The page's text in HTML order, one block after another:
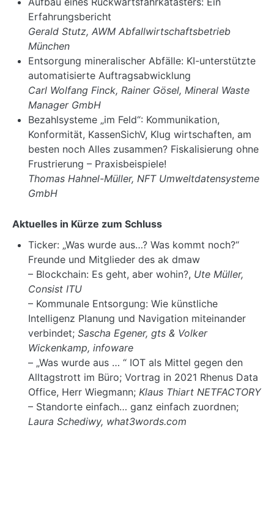
Erfahrungsbericht
Gerald Stutz, AWM Abfallwirtschaftsbetrieb
München
Entsorgung mineralischer Abfälle: KI-unterstützte
automatisierte Auftragsabwicklung
Carl Wolfang Finck, Rainer Gösel, Mineral Waste
Manager GmbH
Bezahlsysteme „im Feld“: Kommunikation,
Konformität, KassenSichV, Klug wirtschaften, am
besten noch Alles zusammen? Fiskalisierung ohne
Frustrierung – Praxisbeispiele!
Thomas Hahnel-Müller, NFT Umweltdatensysteme
GmbH
Aktuelles in Kürze zum Schluss
Ticker: „Was wurde aus…? Was kommt noch?“
Freunde und Mitglieder des ak dmaw
– Blockchain: Es geht, aber wohin?, Ute Müller,
Consist ITU
– Kommunale Entsorgung: Wie künstliche
Intelligenz Planung und Navigation miteinander
verbindet; Sascha Egener, gts & Volker
Wickenkamp, infoware
– „Was wurde aus … “ IOT als Mittel gegen den
Alltagstrott im Büro; Vortrag in 2021 Rhenus Data
Office, Herr Wiegmann; Klaus Thiart NETFACTORY
– Standorte einfach… ganz einfach zuordnen;
Laura Schediwy, what3words.com